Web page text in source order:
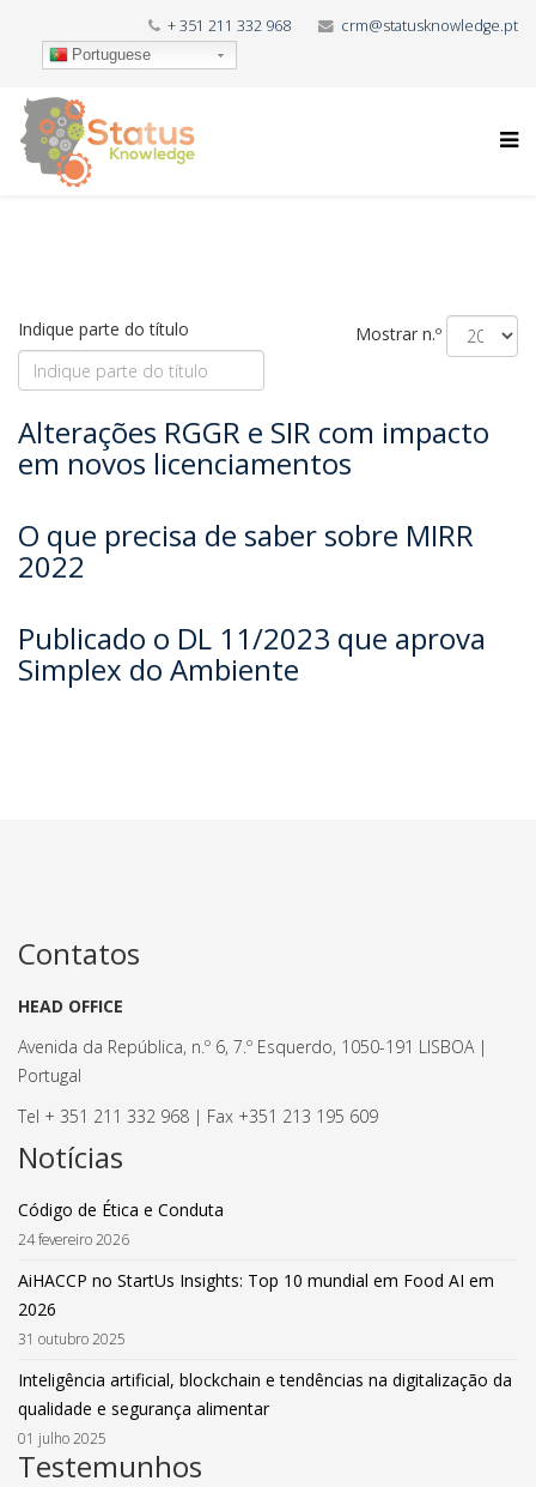
+ 351 211 332 968 crm@statusknowledge.pt
Portuguese
Indique parte do título Mostrar n.º
Alterações RGGR e SIR com impacto
em novos licenciamentos
O que precisa de saber sobre MIRR
2022
Publicado o DL 11/2023 que aprova
Simplex do Ambiente
Contatos
HEAD OFFICE
Avenida da República, n.º 6, 7.º Esquerdo, 1050-191 LISBOA |
Portugal
Tel + 351 211 332 968 | Fax +351 213 195 609
Notícias
Código de Ética e Conduta
24 fevereiro 2026
AiHACCP no StartUs Insights: Top 10 mundial em Food AI em
2026
31 outubro 2025
Inteligência artificial, blockchain e tendências na digitalização da
qualidade e segurança alimentar
01 julho 2025
Testemunhos